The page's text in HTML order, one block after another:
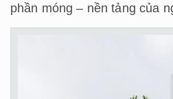
phần móng – nền tảng của